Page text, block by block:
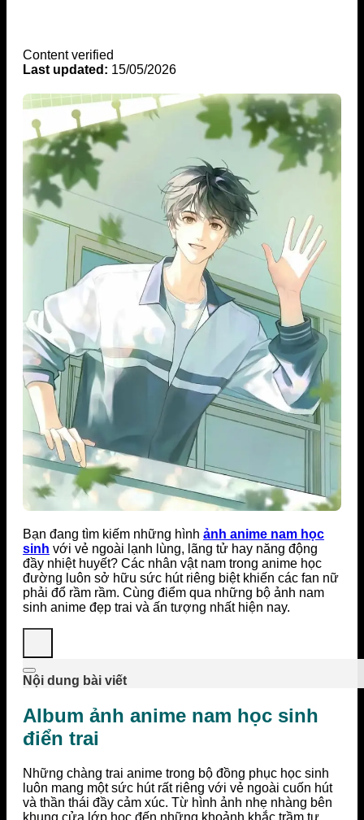
Content verified
Last updated: 15/05/2026
Bạn đang tìm kiếm những hình ảnh anime nam học
sinh với vẻ ngoài lạnh lùng, lãng tử hay năng động
đầy nhiệt huyết? Các nhân vật nam trong anime học
đường luôn sở hữu sức hút riêng biệt khiến các fan nữ
phải đổ rầm rầm. Cùng điểm qua những bộ ảnh nam
sinh anime đẹp trai và ấn tượng nhất hiện nay.
Nội dung bài viết
Album ảnh anime nam học sinh
điển trai
Những chàng trai anime trong bộ đồng phục học sinh
luôn mang một sức hút rất riêng với vẻ ngoài cuốn hút
và thần thái đầy cảm xúc. Từ hình ảnh nhẹ nhàng bên
khung cửa lớp học đến những khoảnh khắc trầm tư